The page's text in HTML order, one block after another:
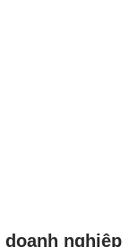
doanh nghiệp